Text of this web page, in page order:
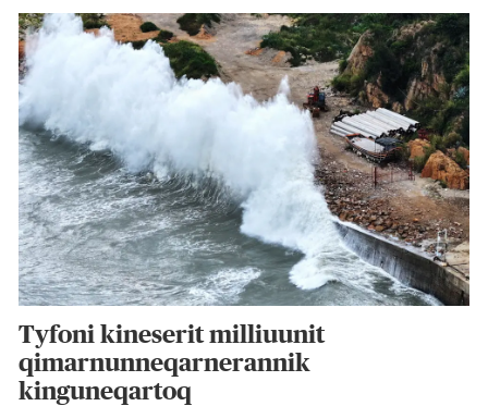
Tyfoni kineserit milliuunit
qimarnunneqarnerannik
kinguneqartoq